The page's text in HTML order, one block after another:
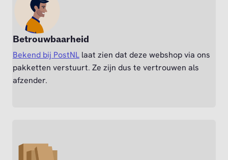
Betrouwbaarheid
Bekend bij PostNL laat zien dat deze webshop via ons
pakketten verstuurt. Ze zijn dus te vertrouwen als
afzender.